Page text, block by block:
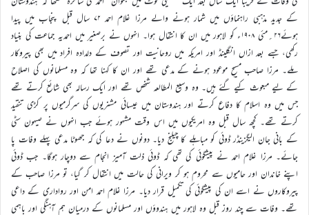
کے جدید مذہبی راہنماؤں میں شمار ہونے والے مرزا غلام احمد ۷۲ سال قبل پنجاب میں پیدا
ہوئے۲۶؍مئی ۱۹۰۸ء کو لاہور میں ان کا انتقال ہوا۔ انہوں نے برصغیر میں احمدیہ جماعت کی بنیاد
رکھی، جسے بعد ازاں انگلینڈ اور امریکہ میں روحانیت اور تصوف کے دلدادہ افراد میں بھی پیروکار
ملے۔ مرزا صاحب مسیحِ موعود ہونے کے مدعی تھے اور ان کا کہنا تھا کہ وہ مسلمانوں کی اصلاح
کے لیے مبعوث کیے گئے ہیں۔ وہ وسیع المطالعہ شخص تھے اور ایک رسالہ بھی شائع کرتے تھے
جس میں وہ اسلام کا دفاع کرتے اور ہندوستان میں عیسائی مشنریوں کی سرگرمیوں پر کڑی تنقید
کرتے تھے۔ کچھ سال قبل وہ امریکیوں میں اس وقت مشہور ہوئے جب انہوں نے صیہون سٹی
کے بانی جان الیگزینڈر ڈوئی کو مباہلے کا چیلنج دیا۔ دونوں نے دعا کی کہ جھوٹا مدعی پہلے وفات پا
جائے۔ مرزا غلام احمد نے پیشگوئی کی تھی کہ ڈوئی ذلت آمیز انجام سے دوچار ہوگا۔ جب ڈوئی
اپنے خاندان اور حامیوں سے محروم ہو کر ویرانی کی حالت میں انتقال کر گیا، تو مرزا صاحب کے
پیروکاروں نے اسے ان کی پیشگوئی کی تکمیل قرار دیا۔ مرزا غلام احمد امن اور رواداری کے داعی
تھے۔ وفات سے چند روز قبل وہ لاہور میں ہندوؤں اور مسلمانوں کے درمیان ہم آہنگی اور باہمی